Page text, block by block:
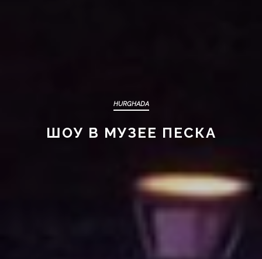
HURGHADA
ШОУ В МУЗЕЕ ПЕСКА